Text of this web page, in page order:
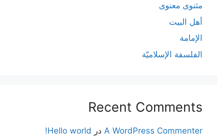
مثنوی معنوی
أهل البيت
الإمامة
الفلسفة الإسلاميّة
Recent Comments
A WordPress Commenter در Hello world!